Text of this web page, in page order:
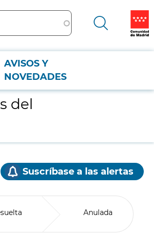
AVISOS Y
NOVEDADES
del
Suscríbase a las alertas
Anulada